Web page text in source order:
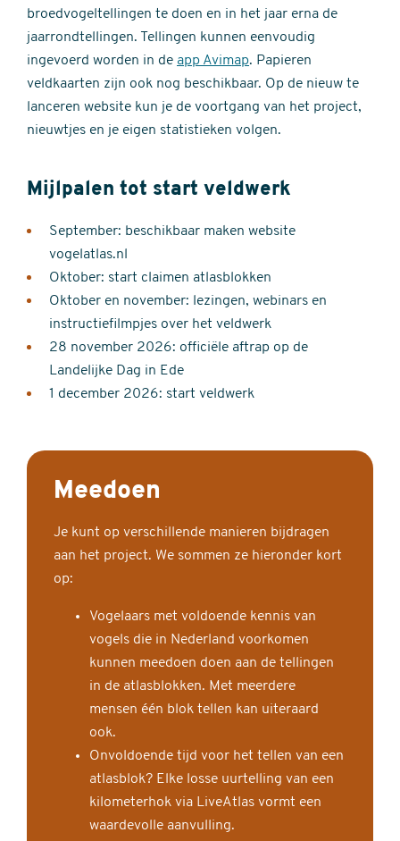
broedvogeltellingen te doen en in het jaar erna de
jaarrondtellingen. Tellingen kunnen eenvoudig
ingevoerd worden in de app Avimap. Papieren
veldkaarten zijn ook nog beschikbaar. Op de nieuw te
lanceren website kun je de voortgang van het project,
nieuwtjes en je eigen statistieken volgen.
Mijlpalen tot start veldwerk
September: beschikbaar maken website
vogelatlas.nl
Oktober: start claimen atlasblokken
Oktober en november: lezingen, webinars en
instructiefilmpjes over het veldwerk
28 november 2026: officiële aftrap op de
Landelijke Dag in Ede
1 december 2026: start veldwerk
Meedoen
Je kunt op verschillende manieren bijdragen
aan het project. We sommen ze hieronder kort
op:
Vogelaars met voldoende kennis van
vogels die in Nederland voorkomen
kunnen meedoen doen aan de tellingen
in de atlasblokken. Met meerdere
mensen één blok tellen kan uiteraard
ook.
Onvoldoende tijd voor het tellen van een
atlasblok? Elke losse uurtelling van een
kilometerhok via LiveAtlas vormt een
waardevolle aanvulling.